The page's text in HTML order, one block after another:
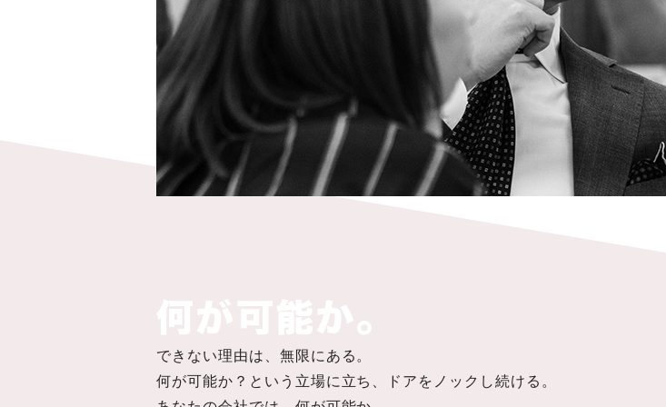
できない理由は、無限にある。
何が可能か？という立場に立ち、ドアをノックし続ける。